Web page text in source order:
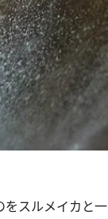
スルメイカと一